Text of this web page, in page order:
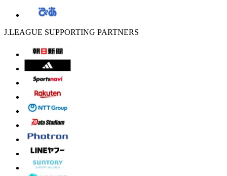
J.LEAGUE SUPPORTING PARTNERS